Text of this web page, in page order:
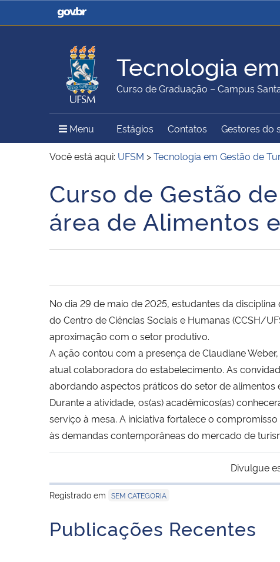
Casa Civil
Ministério da Justiça e
Ministério da Agricultura,
Pecuária e Abastecimento
Ministério da Educação
Ministério do Meio Ambiente Ministério do Turismo
Secretaria de Governo
Gabinete de Segurança
Institucional
Tecnologia
Curso de Graduação – Campus
Menu Menu Principal do Sítio
Estágios Contatos Gestores do
Você está aqui: UFSM >Tecnologia em Gestão de
Início do conteúdo
Curso de Gestão
área de Alimentos
No dia 29 de maio de 2025, estudantes da
do Centro de Ciências Sociais e Humanas (CCSH/
aproximação com o setor produtivo.
A ação contou com a presença de Claudiane
atual colaboradora do estabelecimento. As
abordando aspectos práticos do setor de alimentos
Durante a atividade, os(as) acadêmicos(as)
serviço à mesa. A iniciativa fortalece o
às demandas contemporâneas do mercado de
Divulgue
Registrado em SEM CATEGORIA
Publicações Recentes